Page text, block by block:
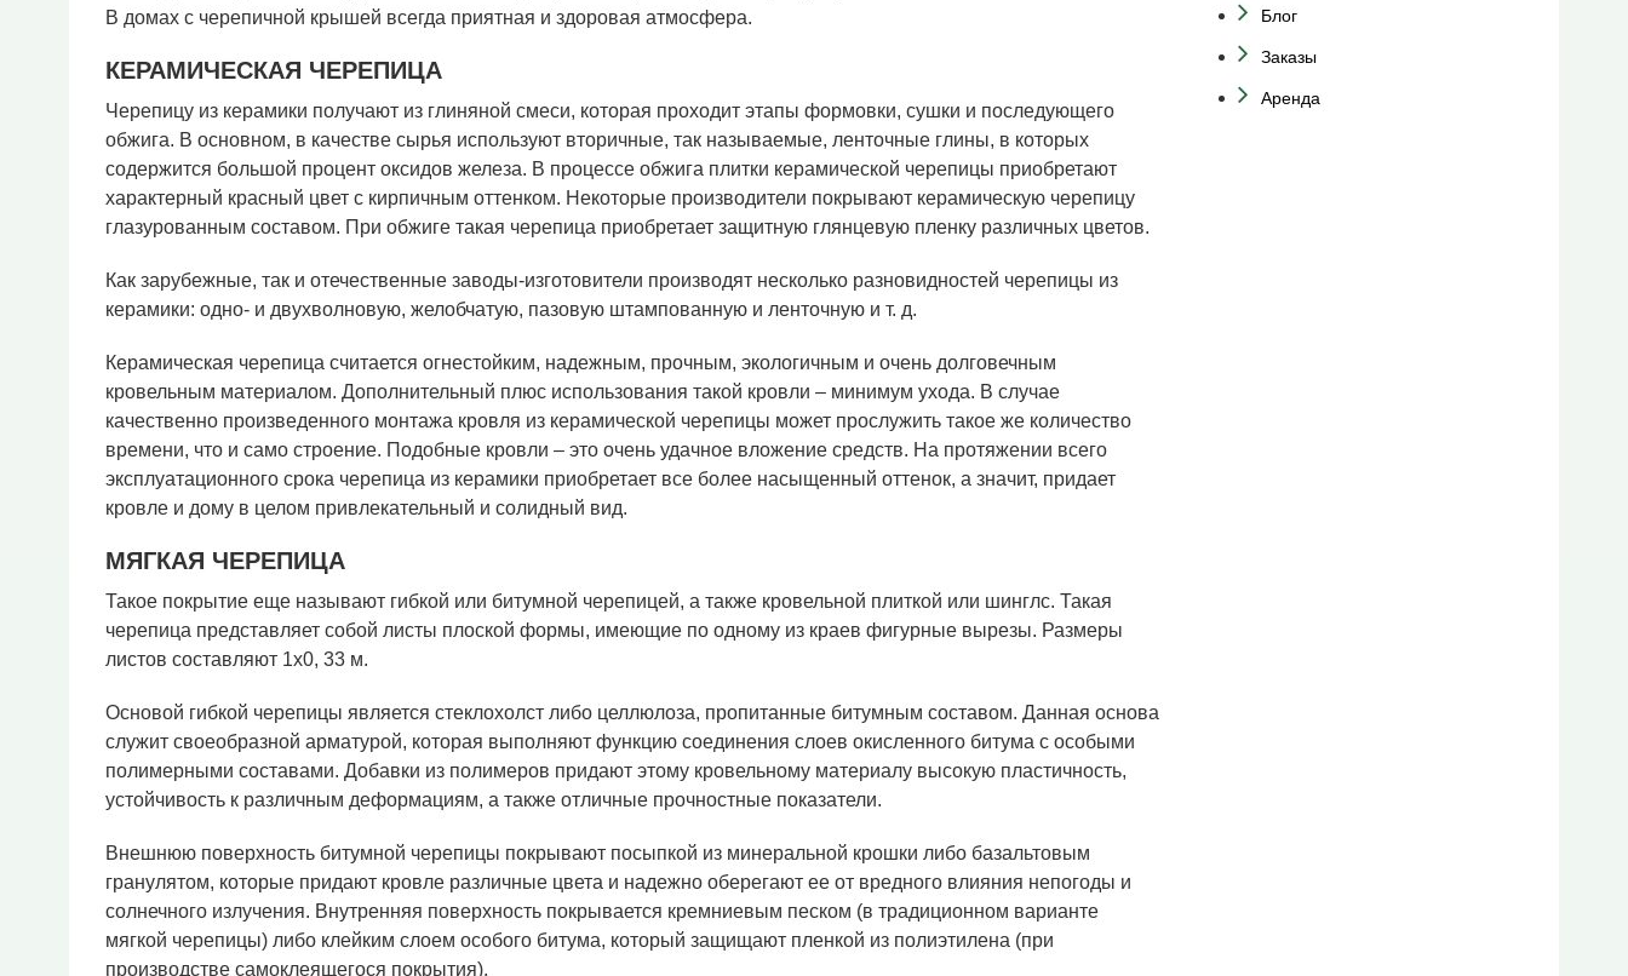
В домах с черепичной крышей всегда приятная и здоровая атмосфера.
КЕРАМИЧЕСКАЯ ЧЕРЕПИЦА
Черепицу из керамики получают из глиняной смеси, которая проходит этапы формовки, сушки и последующего
обжига. В основном, в качестве сырья используют вторичные, так называемые, ленточные глины, в которых
содержится большой процент оксидов железа. В процессе обжига плитки керамической черепицы приобретают
характерный красный цвет с кирпичным оттенком. Некоторые производители покрывают керамическую черепицу
глазурованным составом. При обжиге такая черепица приобретает защитную глянцевую пленку различных цветов.
Как зарубежные, так и отечественные заводы-изготовители производят несколько разновидностей черепицы из
керамики: одно- и двухволновую, желобчатую, пазовую штампованную и ленточную и т. д.
Керамическая черепица считается огнестойким, надежным, прочным, экологичным и очень долговечным
кровельным материалом. Дополнительный плюс использования такой кровли – минимум ухода. В случае
качественно произведенного монтажа кровля из керамической черепицы может прослужить такое же количество
времени, что и само строение. Подобные кровли – это очень удачное вложение средств. На протяжении всего
эксплуатационного срока черепица из керамики приобретает все более насыщенный оттенок, а значит, придает
кровле и дому в целом привлекательный и солидный вид.
МЯГКАЯ ЧЕРЕПИЦА
Такое покрытие еще называют гибкой или битумной черепицей, а также кровельной плиткой или шинглс. Такая
черепица представляет собой листы плоской формы, имеющие по одному из краев фигурные вырезы. Размеры
листов составляют 1х0, 33 м.
Основой гибкой черепицы является стеклохолст либо целлюлоза, пропитанные битумным составом. Данная основа
служит своеобразной арматурой, которая выполняют функцию соединения слоев окисленного битума с особыми
полимерными составами. Добавки из полимеров придают этому кровельному материалу высокую пластичность,
устойчивость к различным деформациям, а также отличные прочностные показатели.
Внешнюю поверхность битумной черепицы покрывают посыпкой из минеральной крошки либо базальтовым
гранулятом, которые придают кровле различные цвета и надежно оберегают ее от вредного влияния непогоды и
солнечного излучения. Внутренняя поверхность покрывается кремниевым песком (в традиционном варианте
мягкой черепицы) либо клейким слоем особого битума, который защищают пленкой из полиэтилена (при
производстве самоклеящегося покрытия).
Блог
Заказы
Аренда